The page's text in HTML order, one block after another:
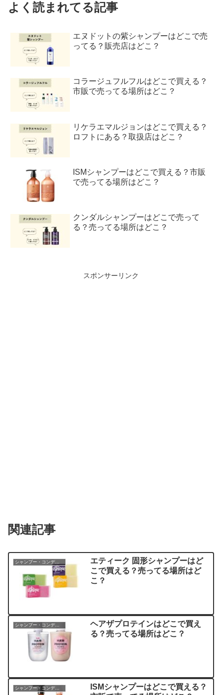
よく読まれてる記事
エヌドットの紫シャンプーはどこで売
ってる？販売店はどこ？
コラージュフルフルはどこで買える？
市販で売ってる場所はどこ？
リケラエマルジョンはどこで買える？
ロフトにある？取扱店はどこ？
ISMシャンプーはどこで買える？市販
で売ってる場所はどこ？
クンダルシャンプーはどこで売って
る？売ってる場所はどこ？
スポンサーリンク
関連記事
シャンプー・コンディショナー
エティーク 固形シャンプーはど
こで買える？売ってる場所はど
こ？
シャンプー・コンディショナー
ヘアザプロテインはどこで買え
る？売ってる場所はどこ？
シャンプー・コンディショナー
ISMシャンプーはどこで買える？